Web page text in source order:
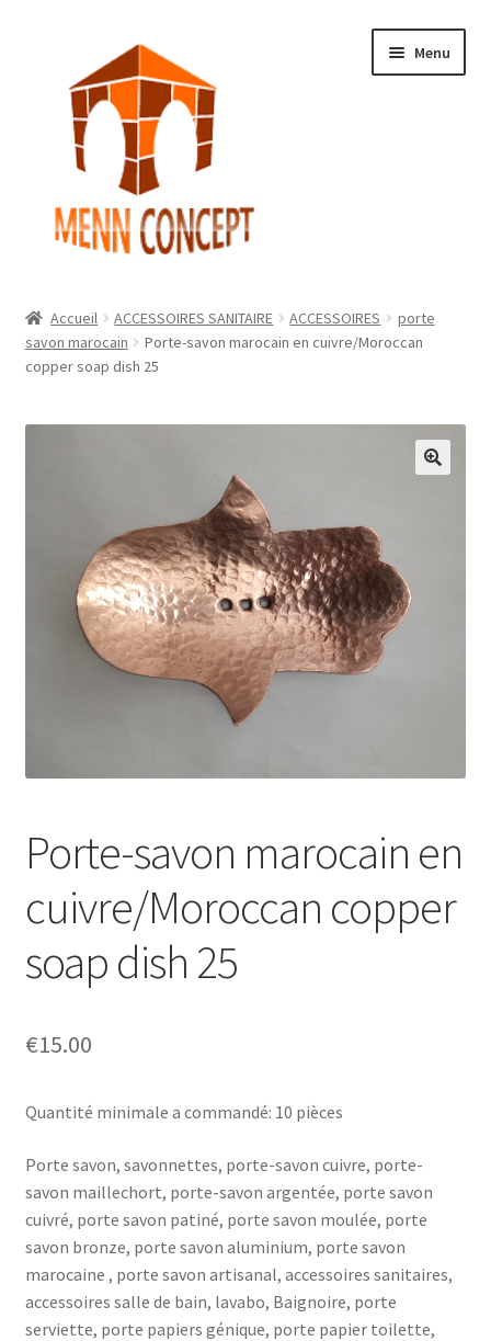
navigation
contenu
Menu
Boutique
enfant
le
menu
enfant
Contactez Nous
Français
Accueil ACCESSOIRES SANITAIRE ACCESSOIRES
porte
savon marocain
Porte-savon marocain en cuivre/Moroccan
copper soap dish 25
Porte-savon marocain en
cuivre/Moroccan copper
soap dish 25
€15.00
Quantité minimale a commandé: 10 pièces
Porte savon, savonnettes, porte-savon cuivre, porte-
savon maillechort, porte-savon argentée, porte savon
cuivré, porte savon patiné, porte savon moulée, porte
savon bronze, porte savon aluminium, porte savon
marocaine , porte savon artisanal, accessoires sanitaires,
accessoires salle de bain, lavabo, Baignoire, porte
serviette, porte papiers génique, porte papier toilette,